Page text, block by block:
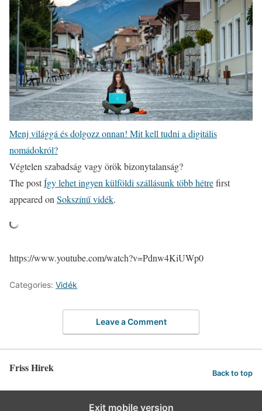
Menj világgá és dolgozz onnan! Mit kell tudni a digitális
nomádokról?
Végtelen szabadság vagy örök bizonytalanság?
The postÍgy lehet ingyen külföldi szállásunk több hétrefirst
appeared on Sokszínű vidék.
https://www.youtube.com/watch?v=Pdnw4KiUWp0
Categories: Vidék
Leave a Comment
Friss Hirek Back to top
Exit mobile version